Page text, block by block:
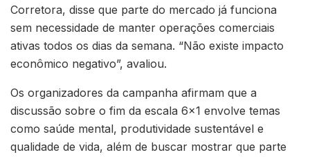
Corretora, disse que parte do mercado já funciona
sem necessidade de manter operações comerciais
ativas todos os dias da semana. “Não existe impacto
econômico negativo”, avaliou.
Os organizadores da campanha afirmam que a
discussão sobre o fim da escala 6×1 envolve temas
como saúde mental, produtividade sustentável e
qualidade de vida, além de buscar mostrar que parte